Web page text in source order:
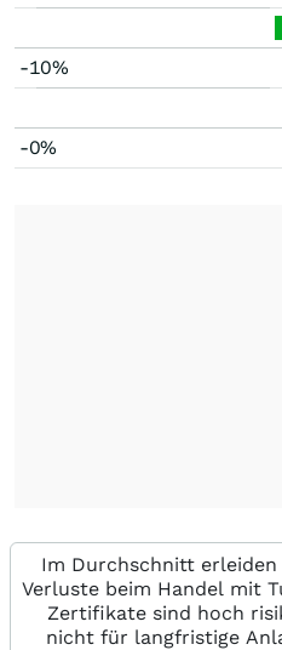
-10%
-0%
Im Durchschnitt
Verluste beim Handel mit
Zertifikate sind hoch
nicht für langfristige